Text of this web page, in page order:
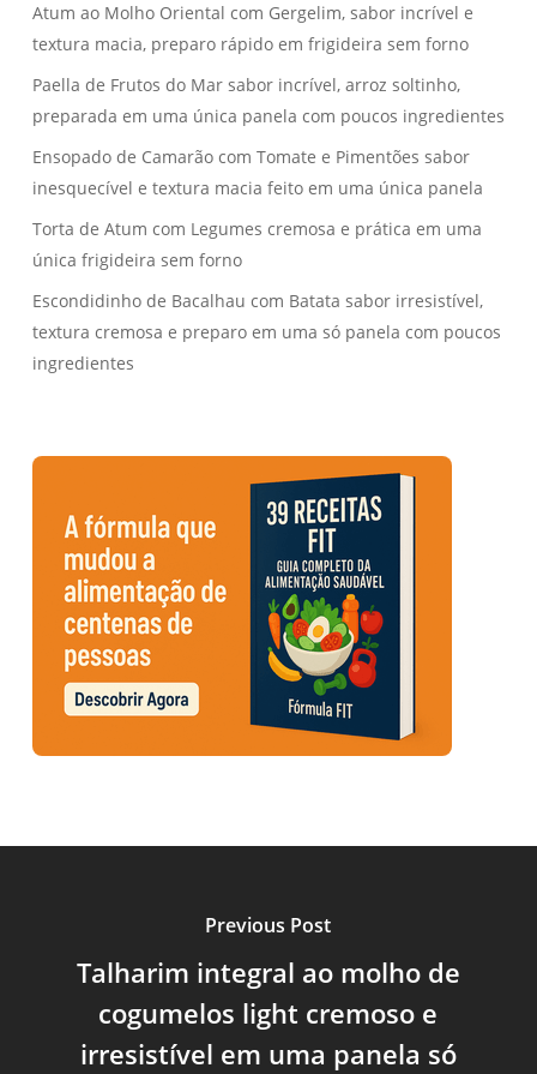
Atum ao Molho Oriental com Gergelim, sabor incrível e
textura macia, preparo rápido em frigideira sem forno
Paella de Frutos do Mar sabor incrível, arroz soltinho,
preparada em uma única panela com poucos ingredientes
Ensopado de Camarão com Tomate e Pimentões sabor
inesquecível e textura macia feito em uma única panela
Torta de Atum com Legumes cremosa e prática em uma
única frigideira sem forno
Escondidinho de Bacalhau com Batata sabor irresistível,
textura cremosa e preparo em uma só panela com poucos
ingredientes
Previous Post
Talharim integral ao molho de
cogumelos light cremoso e
irresistível em uma panela só